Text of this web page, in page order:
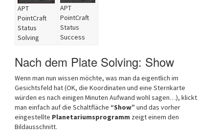
APT
PointCraft
Status
Solving
APT
PointCraft
Status
Success
Nach dem Plate Solving: Show
Wenn man nun wissen möchte, was man da eigentlich im
Gesichtsfeld hat (OK, die Koordinaten und eine Sternkarte
würden es nach einigen Minuten Aufwand wohl sagen…), klickt
man einfach auf die Schaltfläche “Show” und das vorher
eingestellte Planetariumsprogramm zeigt einem den
Bildausschnitt.